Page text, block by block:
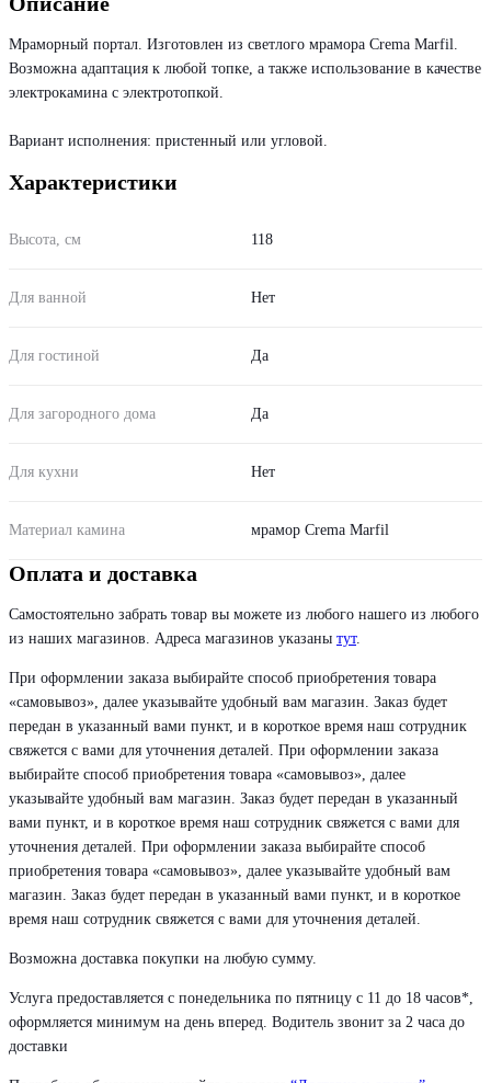
Мраморный портал. Изготовлен из светлого мрамора Crema Marfil.
Возможна адаптация к любой топке, а также использование в качестве
электрокамина с электротопкой.
Вариант исполнения: пристенный или угловой.
Характеристики
Высота, см 118
Для ванной Нет
Для гостиной Да
Для загородного дома Да
Для кухни Нет
Материал камина мрамор Crema Marfil
Оплата и доставка
Самостоятельно забрать товар вы можете из любого нашего из любого
из наших магазинов. Адреса магазинов указаны тут.
При оформлении заказа выбирайте способ приобретения товара
«самовывоз», далее указывайте удобный вам магазин. Заказ будет
передан в указанный вами пункт, и в короткое время наш сотрудник
свяжется с вами для уточнения деталей. При оформлении заказа
выбирайте способ приобретения товара «самовывоз», далее
указывайте удобный вам магазин. Заказ будет передан в указанный
вами пункт, и в короткое время наш сотрудник свяжется с вами для
уточнения деталей. При оформлении заказа выбирайте способ
приобретения товара «самовывоз», далее указывайте удобный вам
магазин. Заказ будет передан в указанный вами пункт, и в короткое
время наш сотрудник свяжется с вами для уточнения деталей.
Возможна доставка покупки на любую сумму.
Услуга предоставляется с понедельника по пятницу с 11 до 18 часов*,
оформляется минимум на день вперед. Водитель звонит за 2 часа до
доставки